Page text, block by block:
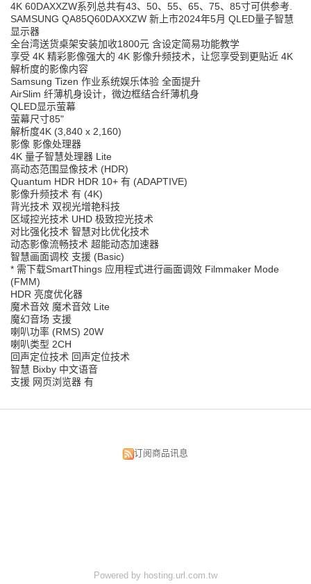
4K 60DAXXZW系列总共有43、50、55、65、75、85寸可供参考.
SAMSUNG QA85Q60DAXXZW 新上市2024年5月 QLED量子智慧
显示器
全台湾送货桌架安装加收1800元 含设定简易功能教学
享受 4K 精彩影像强大的 4K 影像升频技术，让您享受到更贴近 4K
解析度的影像内容
Samsung Tizen 作业系统娱乐体验 全面提升
AirSlim 纤薄机身设计，微边框结合纤薄机身
QLED显示萤幕
萤幕尺寸85"
解析度4K (3,840 x 2,160)
影像 影像处理器
4K 量子智慧处理器 Lite
高动态范围显像技术 (HDR)
Quantum HDR HDR 10+ 有 (ADAPTIVE)
影像升频技术 有 (4K)
背光技术 双视光增艳科技
区域控光技术 UHD 极致控光技术
对比强化技术 智慧对比优化技术
动态影像流畅技术 超能动态加速器
智慧画面调校 支援 (Basic)
* 需下载SmartThings 应用程式进行画面调效 Filmmaker Mode
(FMM)
HDR 亮度优化器
魔术音效 魔术音效 Lite
魔幻音场 支援
喇叭功率 (RMS) 20W
喇叭类型 2CH
回声定位技术 回声定位技术
智慧 Bixby 中文语音
支援 网页浏览器 有
订阅商品讯息
Powered by hosting.url.com.tw